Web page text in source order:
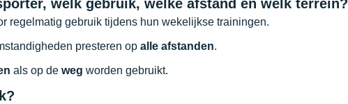
welk gebruik, welke afstand en welk terrein?
regelmatig gebruik tijdens hun wekelijkse trainingen.
presteren op alle afstanden.
als op de weg worden gebruikt.